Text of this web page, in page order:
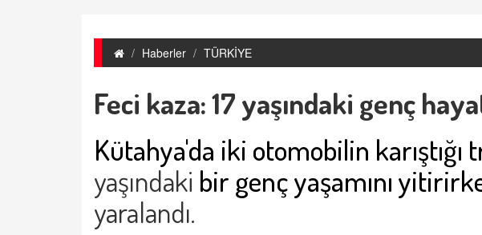
Haberler TÜRKİYE
Feci kaza: 17 yaşındaki genç
Kütahya'da iki otomobilin karıştığı
yaşındaki bir genç yaşamını
yaralandı.